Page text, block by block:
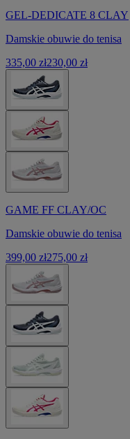
GEL-DEDICATE 8 CLAY
Damskie obuwie do tenisa
335,00 zł230,00 zł
GAME FF CLAY/OC
Damskie obuwie do tenisa
399,00 zł275,00 zł